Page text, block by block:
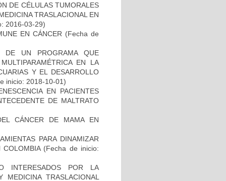
DE CÉLULAS TUMORALES
TRASLACIONAL EN
2016-03-29)
EN CÁNCER (Fecha de
DE UN PROGRAMA QUE
EN LA
Y EL DESARROLLO
inicio: 2018-10-01)
EN PACIENTES
DE MALTRATO
CÁNCER DE MAMA EN
PARA DINAMIZAR
COLOMBIA(Fecha de inicio:
INTERESADOS POR LA
TRASLACIONAL